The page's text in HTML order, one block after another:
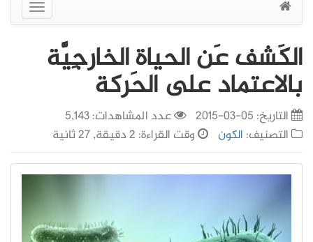
عرض
القائمة
الكَشف عَن الحياة الخارجِيَّة
بالاعتماد على الحَركة
التاريخ: 05-03-2015
عدد المشاهدات: 5,143
التصنيف: الكون وقت القراءة: 2 دقيقة, 27 ثانية